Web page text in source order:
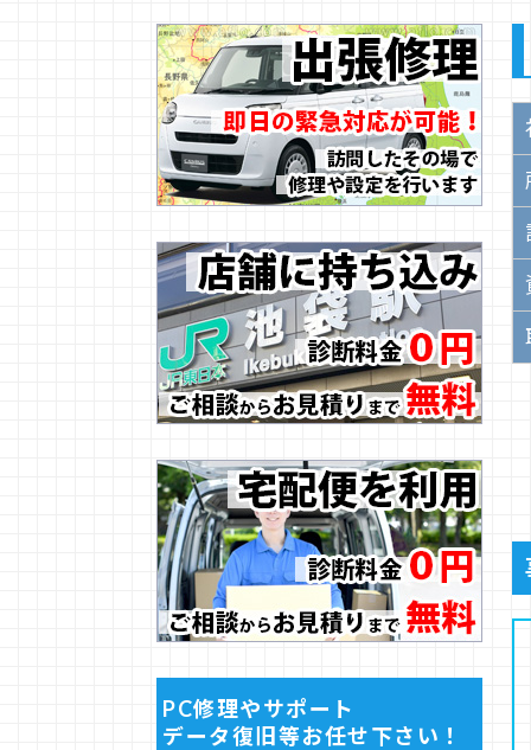
PC修理やサポート
データ復旧等お任せ下さい！